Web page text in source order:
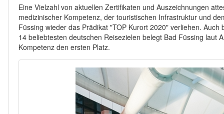
Eine Vielzahl von aktuellen Zertifikaten und Auszeichnungen
medizinischer Kompetenz, der touristischen Infrastruktur und
Füssing wieder das Prädikat "TOP Kurort 2020" verliehen.
14 beliebtesten deutschen Reisezielen belegt Bad Füssing laut
Kompetenz den ersten Platz.